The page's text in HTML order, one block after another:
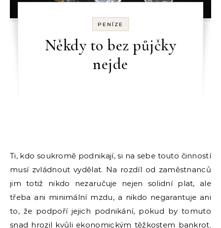
PENÍZE
Někdy to bez půjčky
nejde
Ti, kdo soukromě podnikají, si na sebe touto činností
musí zvládnout vydělat. Na rozdíl od zaměstnanců
jim totiž nikdo nezaručuje nejen solidní plat, ale
třeba ani minimální mzdu, a nikdo negarantuje ani
to, že podpoří jejich podnikání, pokud by tomuto
snad hrozil kvůli ekonomickým těžkostem bankrot.